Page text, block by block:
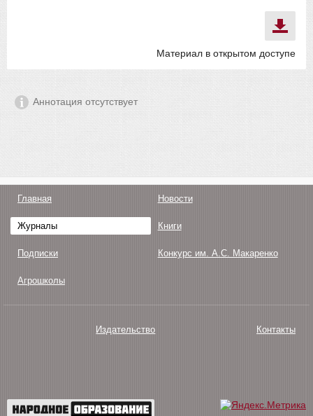
Материал в открытом доступе
Аннотация отсутствует
Главная Новости
Журналы Книги
Подписки Конкурс им. А.С. Макаренко
Агрошколы
Издательство Контакты